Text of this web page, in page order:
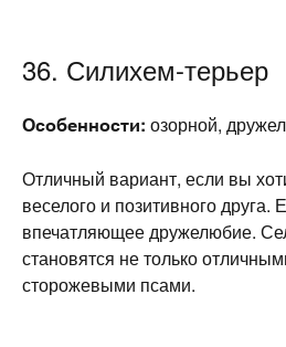
36. Силихем-терьер
Особенности: озорной,
Отличный вариант, если вы
веселого и позитивного
впечатляющее дружелюбие.
становятся не только
сторожевыми псами.